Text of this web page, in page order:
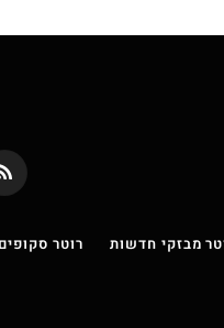
מבזקי חדשות רוטר סקופים